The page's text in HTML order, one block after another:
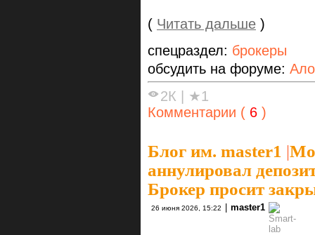
( Читать дальше )
спецраздел: брокеры
обсудить на форуме:
2К
★1
Комментарии ( 6 )
Блог им. master1 |
аннулировал
Брокер просит
26 июня 2026, 15:22 master1